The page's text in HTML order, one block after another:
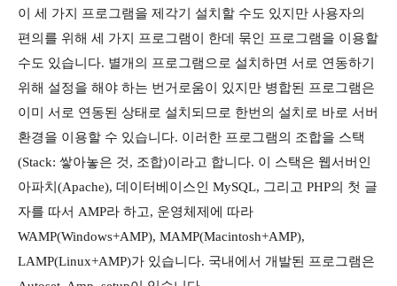
이 세 가지 프로그램을 제각기 설치할 수도 있지만 사용자의
편의를 위해 세 가지 프로그램이 한데 묶인 프로그램을 이용할
수도 있습니다. 별개의 프로그램으로 설치하면 서로 연동하기
위해 설정을 해야 하는 번거로움이 있지만 병합된 프로그램은
이미 서로 연동된 상태로 설치되므로 한번의 설치로 바로 서버
환경을 이용할 수 있습니다. 이러한 프로그램의 조합을 스택
(Stack: 쌓아놓은 것, 조합)이라고 합니다. 이 스택은 웹서버인
아파치(Apache), 데이터베이스인 MySQL, 그리고 PHP의 첫 글
자를 따서 AMP라 하고, 운영체제에 따라
WAMP(Windows+AMP), MAMP(Macintosh+AMP),
LAMP(Linux+AMP)가 있습니다. 국내에서 개발된 프로그램은